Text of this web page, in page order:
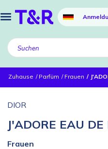
Zuhause Parfüm Frauen
DIOR
J'ADORE EAU DE
Frauen